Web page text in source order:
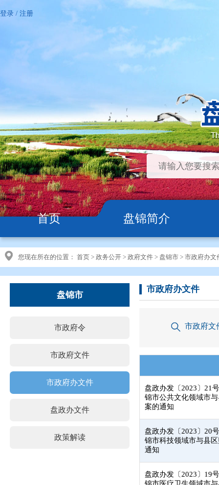
登录 / 注册
首页 盘锦简介
您现在所在的位置： 首页 > 政务公开 > 政府文件 > 盘锦市 > 市政府办文
盘锦市
市政府令
市政府文件
市政府办文件
盘政办文件
政策解读
市政府办文件
市政府文
盘政办发〔2023〕21
锦市公共文化领域市
案的通知
盘政办发〔2023〕20
锦市科技领域市与县
通知
盘政办发〔2023〕19